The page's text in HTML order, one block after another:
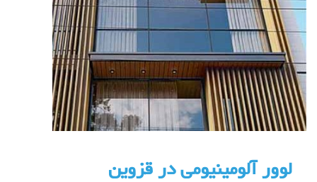
لوور آلومينيومي در قزوين